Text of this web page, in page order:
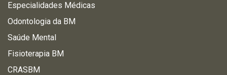
Especialidades Médicas
Odontologia da BM
Saúde Mental
Fisioterapia BM
CRASBM